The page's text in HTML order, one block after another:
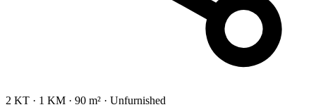
2 KT · 1 KM · 90 m² · Unfurnished